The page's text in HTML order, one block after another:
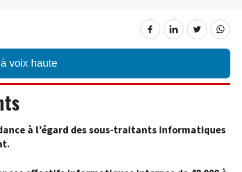
voix haute
à l’égard des sous-traitants informatiques